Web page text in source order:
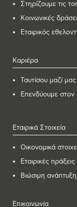
Στηρίζουμε τις
Κοινωνικές
Εταιρικός
Καριέρα
Ταυτίσου μαζί μας
Επενδύουμε
Εταιρικά Στοιχεία
Οικονομικά
Εταιρικές πράξεις
Βιώσιμη ανάπτυξη
Επικοινωνία